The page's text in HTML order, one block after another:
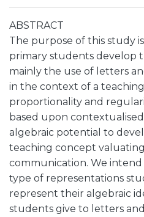
ABSTRACT
The purpose of this study
primary students develop
mainly the use of letters
in the context of a
proportionality and
based upon
algebraic potential to
teaching concept
communication. We
type of representations
represent their algebraic
students give to letters